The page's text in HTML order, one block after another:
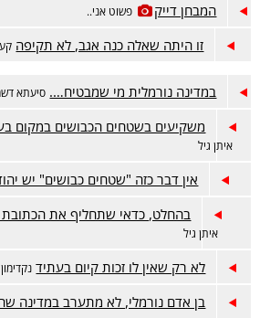
המבחן דייק פשוט אני..
זו היתה שאלה כנה אגב, לא תקיפה
במדינה נורמלית מי שמבטיח…. סיעתא
משקיעים בשטחים הכבושים במקום
איתן גיל
אין דבר כזה "שטחים כבושים" יש
בהחלט, כדאי שתחליף את הכתובת
איתן גיל
לא רק שאין לו זכות קיום בעתיד נקדימון
בן אדם נורמלי, לא מתערב במדינה